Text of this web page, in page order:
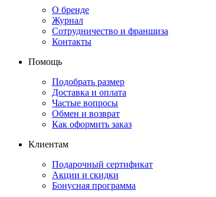
О бренде
Журнал
Сотрудничество и франшиза
Контакты
Помощь
Подобрать размер
Доставка и оплата
Частые вопросы
Обмен и возврат
Как оформить заказ
Клиентам
Подарочный сертификат
Акции и скидки
Бонусная программа